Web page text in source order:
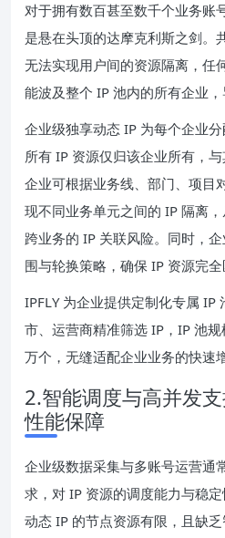
对于拥有数百甚至数千个业务账
是悬在头顶的达摩克利斯之剑。
无法实现用户间的资源隔离，任
能波及整个 IP 池内的所有企业，
企业级独享动态 IP 为每个企业
所有 IP 资源仅归该企业所有，与
企业可根据业务线、部门、项目
现不同业务单元之间的 IP 隔离，
跨业务的 IP 关联风险。同时，
围与轮换策略，确保 IP 资源完全
IPFLY 为企业提供定制化专属 IP
市、运营商精准筛选 IP，IP 池
万个，无缝适配企业业务的快速增
2.智能调度与高并发
性能保障
企业级数据采集与多账号运营通
求，对 IP 资源的调度能力与稳
动态 IP 的节点资源有限，且缺